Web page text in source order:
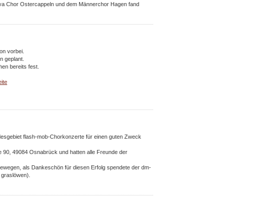
Chor Ostercappeln und dem Männerchor Hagen fand
vorbei.
geplant.
bereits fest.
flash-mob-Chorkonzerte für einen guten Zweck
49084 Osnabrück und hatten alle Freunde der
als Dankeschön für diesen Erfolg spendete der dm-